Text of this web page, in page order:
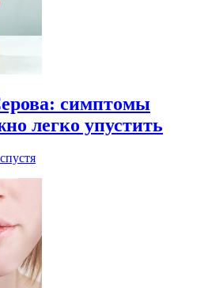
симптомы
легко упустить